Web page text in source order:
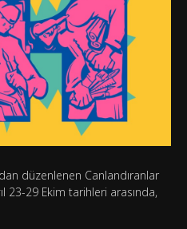
düzenlenen Canlandıranlar
23-29 Ekim tarihleri arasında,